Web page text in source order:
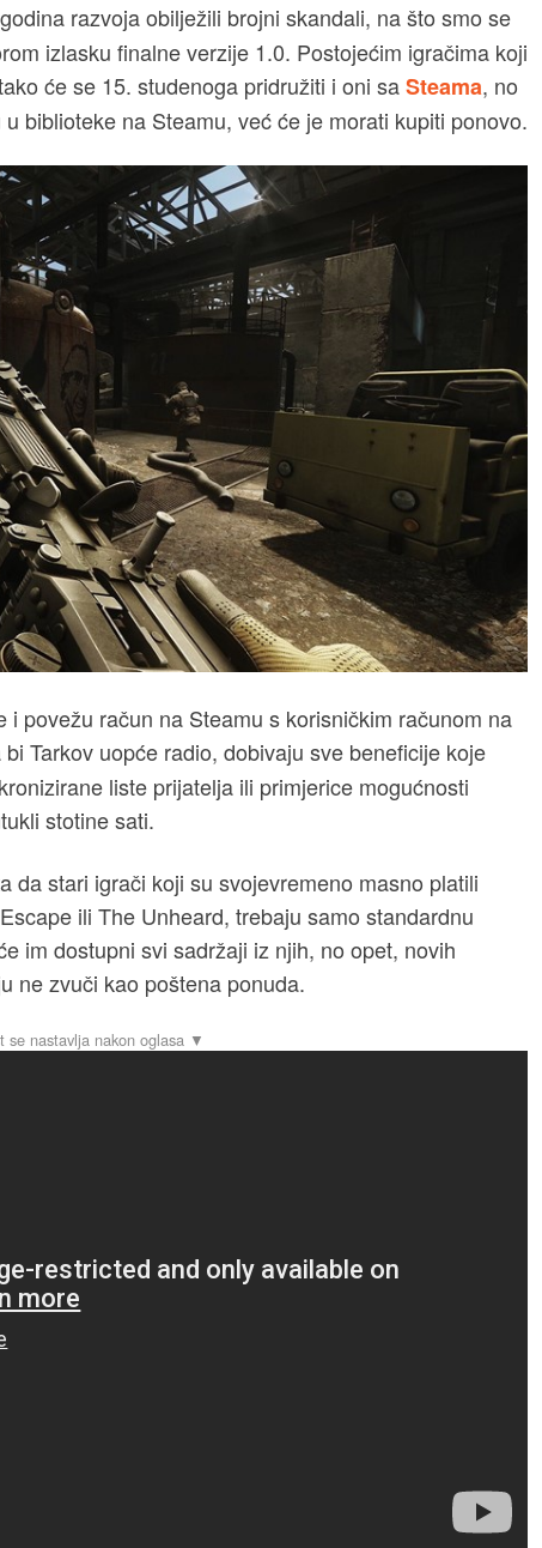
razvoja obilježili brojni skandali, na što smo se
izlasku finalne verzije 1.0. Postojećim igračima koji
će se 15. studenoga pridružiti i oni saSteama, no
biblioteke na Steamu, već će je morati kupiti ponovo.
povežu račun na Steamu s korisničkim računom na
Tarkov uopće radio, dobivaju sve beneficije koje
liste prijatelja ili primjerice mogućnosti
stotine sati.
da stari igrači koji su svojevremeno masno platili
ili The Unheard, trebaju samo standardnu
im dostupni svi sadržaji iz njih, no opet, novih
ne zvuči kao poštena ponuda.